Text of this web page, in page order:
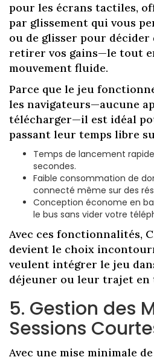
pour les écrans tactiles,
par glissement qui vous
ou de glisser pour
retirer vos gains—le tout
mouvement fluide.
Parce que le jeu
les navigateurs—aucune
télécharger—il est idéal
passant leur temps libre
Temps de lancement
secondes.
Faible consommation de
connecté même sur des
Conception économe en
le bus sans vider votre
Avec ces fonctionnalités,
devient le choix
veulent intégrer le jeu
déjeuner ou leur trajet en
5. Gestion des
Sessions
Avec une mise minimale